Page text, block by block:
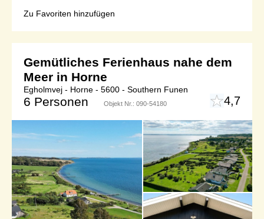
Zu Favoriten hinzufügen
Gemütliches Ferienhaus nahe dem
Meer in Horne
Egholmvej - Horne - 5600 - Southern Funen
6 Personen Objekt Nr.: 090-54180 4,7